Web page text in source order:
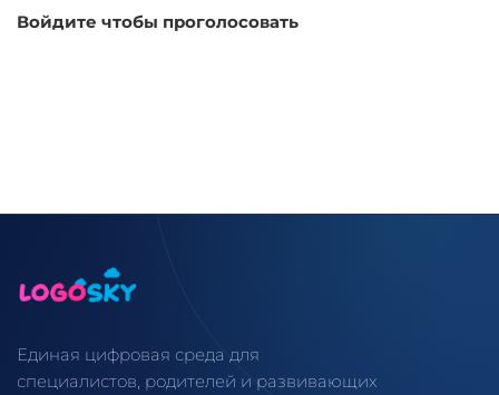
Войдите чтобы проголосовать
Единая цифровая среда для
специалистов, родителей и развивающих